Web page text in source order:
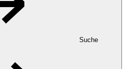
Suche